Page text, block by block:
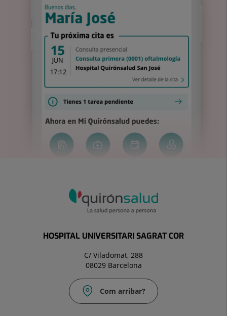
HOSPITAL UNIVERSITARI SAGRAT COR
C/ Viladomat, 288
08029 Barcelona
Com arribar?